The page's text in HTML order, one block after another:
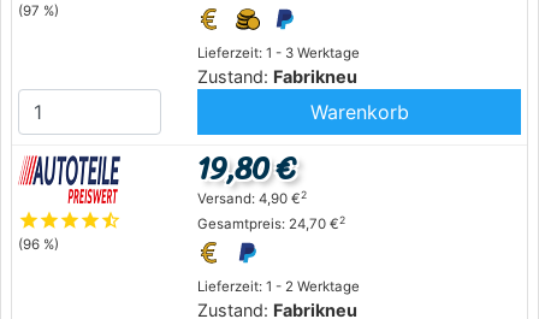
(97 %)
Lieferzeit: 1 - 3 Werktage
Zustand: Fabrikneu
Warenkorb
starstarstarstarstar_half
(96 %)
Lieferzeit: 1 - 2 Werktage
Zustand: Fabrikneu
19,80 €
Versand: 4,90 €2
Gesamtpreis: 24,70 €2